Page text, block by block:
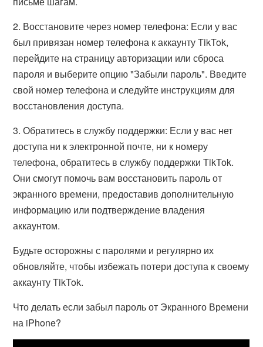
2. Восстановите через номер телефона: Если у вас
был привязан номер телефона к аккаунту TikTok,
перейдите на страницу авторизации или сброса
пароля и выберите опцию "Забыли пароль". Введите
свой номер телефона и следуйте инструкциям для
восстановления доступа.
3. Обратитесь в службу поддержки: Если у вас нет
доступа ни к электронной почте, ни к номеру
телефона, обратитесь в службу поддержки TikTok.
Они смогут помочь вам восстановить пароль от
экранного времени, предоставив дополнительную
информацию или подтверждение владения
аккаунтом.
Будьте осторожны с паролями и регулярно их
обновляйте, чтобы избежать потери доступа к своему
аккаунту TikTok.
Что делать если забыл пароль от Экранного Времени
на iPhone?